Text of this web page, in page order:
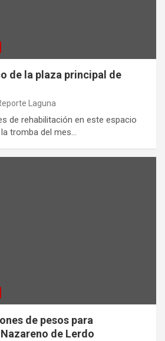
de la plaza principal de
Laguna
de rehabilitación en este espacio
tromba del mes…
de pesos para
de Lerdo